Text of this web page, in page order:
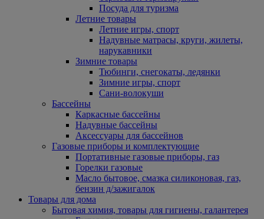
Посуда для туризма
Летние товары
Летние игры, спорт
Надувные матрасы, круги, жилеты,
нарукавники
Зимние товары
Тюбинги, снегокаты, ледянки
Зимние игры, спорт
Сани-волокуши
Бассейны
Каркасные бассейны
Надувные бассейны
Аксессуары для бассейнов
Газовые приборы и комплектующие
Портативные газовые приборы, газ
Горелки газовые
Масло бытовое, смазка силиконовая, газ,
бензин д/зажигалок
Товары для дома
Бытовая химия, товары для гигиены, галантерея